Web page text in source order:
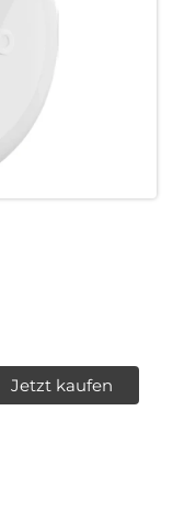
Jetzt kaufen